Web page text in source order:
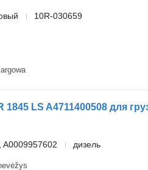
10R-030659
1845 LS A4711400508 для
A0009957602
дизель